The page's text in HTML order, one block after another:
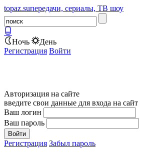
topaz.suпередачи, сериалы, ТВ шоу
Ночь
День
Регистрация Войти
Авторизация на сайте
введите свои данные для входа на сайт
Ваш логин
Ваш пароль
Регистрация Забыл пароль